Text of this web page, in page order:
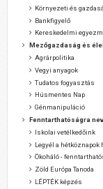
Környezeti és
Bankfigyelő
Kereskedelmi
Mezőgazdaság és
Agrárpolitika
Vegyi anyagok
Tudatos fogyasztás
Húsmentes Nap
Génmanipuláció
Fenntarthatóságra
Iskolai vetélkedőink
Legyél a hétköznapok
Ökoháló -
Zöld Európa Tanoda
LÉPTÉK képzés